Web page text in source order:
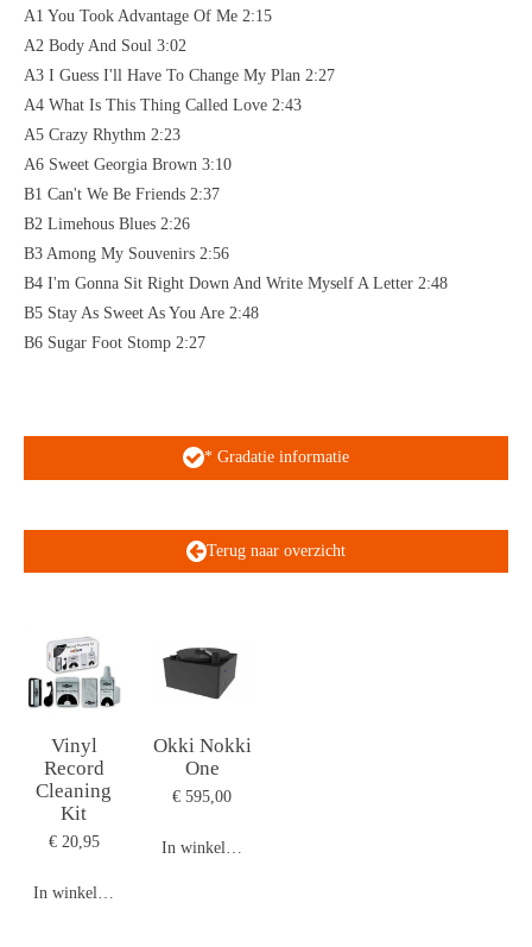
A1 You Took Advantage Of Me 2:15
A2 Body And Soul 3:02
A3 I Guess I'll Have To Change My Plan 2:27
A4 What Is This Thing Called Love 2:43
A5 Crazy Rhythm 2:23
A6 Sweet Georgia Brown 3:10
B1 Can't We Be Friends 2:37
B2 Limehous Blues 2:26
B3 Among My Souvenirs 2:56
B4 I'm Gonna Sit Right Down And Write Myself A Letter 2:48
B5 Stay As Sweet As You Are 2:48
B6 Sugar Foot Stomp 2:27
* Gradatie informatie
Terug naar overzicht
Vinyl
Record
Cleaning
Kit
€ 20,95
In winkelwagen
Okki Nokki
One
€ 595,00
In winkelwagen